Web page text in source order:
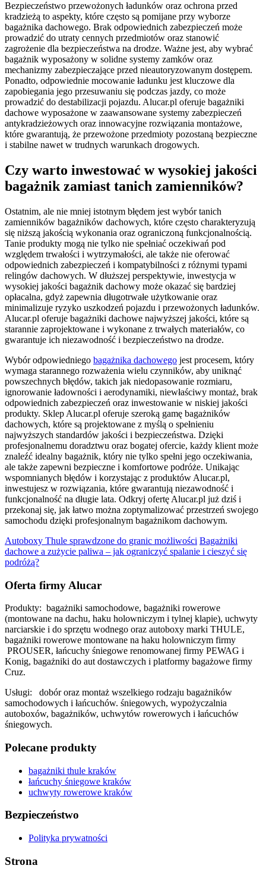
Bezpieczeństwo przewożonych ładunków oraz ochrona przed
kradzieżą to aspekty, które często są pomijane przy wyborze
bagażnika dachowego. Brak odpowiednich zabezpieczeń może
prowadzić do utraty cennych przedmiotów oraz stanowić
zagrożenie dla bezpieczeństwa na drodze. Ważne jest, aby wybrać
bagażnik wyposażony w solidne systemy zamków oraz
mechanizmy zabezpieczające przed nieautoryzowanym dostępem.
Ponadto, odpowiednie mocowanie ładunku jest kluczowe dla
zapobiegania jego przesuwaniu się podczas jazdy, co może
prowadzić do destabilizacji pojazdu. Alucar.pl oferuje bagażniki
dachowe wyposażone w zaawansowane systemy zabezpieczeń
antykradzieżowych oraz innowacyjne rozwiązania montażowe,
które gwarantują, że przewożone przedmioty pozostaną bezpieczne
i stabilne nawet w trudnych warunkach drogowych.
Czy warto inwestować w wysokiej jakości
bagażnik zamiast tanich zamienników?
Ostatnim, ale nie mniej istotnym błędem jest wybór tanich
zamienników bagażników dachowych, które często charakteryzują
się niższą jakością wykonania oraz ograniczoną funkcjonalnością.
Tanie produkty mogą nie tylko nie spełniać oczekiwań pod
względem trwałości i wytrzymałości, ale także nie oferować
odpowiednich zabezpieczeń i kompatybilności z różnymi typami
relingów dachowych. W dłuższej perspektywie, inwestycja w
wysokiej jakości bagażnik dachowy może okazać się bardziej
opłacalna, gdyż zapewnia długotrwałe użytkowanie oraz
minimalizuje ryzyko uszkodzeń pojazdu i przewożonych ładunków.
Alucar.pl oferuje bagażniki dachowe najwyższej jakości, które są
starannie zaprojektowane i wykonane z trwałych materiałów, co
gwarantuje ich niezawodność i bezpieczeństwo na drodze.
Wybór odpowiedniego bagażnika dachowego jest procesem, który
wymaga starannego rozważenia wielu czynników, aby uniknąć
powszechnych błędów, takich jak niedopasowanie rozmiaru,
ignorowanie ładowności i aerodynamiki, niewłaściwy montaż, brak
odpowiednich zabezpieczeń oraz inwestowanie w niskiej jakości
produkty. Sklep Alucar.pl oferuje szeroką gamę bagażników
dachowych, które są projektowane z myślą o spełnieniu
najwyższych standardów jakości i bezpieczeństwa. Dzięki
profesjonalnemu doradztwu oraz bogatej ofercie, każdy klient może
znaleźć idealny bagażnik, który nie tylko spełni jego oczekiwania,
ale także zapewni bezpieczne i komfortowe podróże. Unikając
wspomnianych błędów i korzystając z produktów Alucar.pl,
inwestujesz w rozwiązania, które gwarantują niezawodność i
funkcjonalność na długie lata. Odkryj ofertę Alucar.pl już dziś i
przekonaj się, jak łatwo można zoptymalizować przestrzeń swojego
samochodu dzięki profesjonalnym bagażnikom dachowym.
Autoboxy Thule sprawdzone do granic możliwości Bagażniki
dachowe a zużycie paliwa – jak ograniczyć spalanie i cieszyć się
podróżą?
Oferta firmy Alucar
Produkty: bagażniki samochodowe, bagażniki rowerowe
(montowane na dachu, haku holowniczym i tylnej klapie), uchwyty
narciarskie i do sprzętu wodnego oraz autoboxy marki THULE,
bagażniki rowerowe montowane na haku holowniczym firmy
PROUSER, łańcuchy śniegowe renomowanej firmy PEWAG i
Konig, bagażniki do aut dostawczych i platformy bagażowe firmy
Cruz.
Usługi: dobór oraz montaż wszelkiego rodzaju bagażników
samochodowych i łańcuchów. śniegowych, wypożyczalnia
autoboxów, bagażników, uchwytów rowerowych i łańcuchów
śniegowych.
Polecane produkty
bagażniki thule kraków
łańcuchy śniegowe kraków
uchwyty rowerowe kraków
Bezpieczeństwo
Polityka prywatności
Strona